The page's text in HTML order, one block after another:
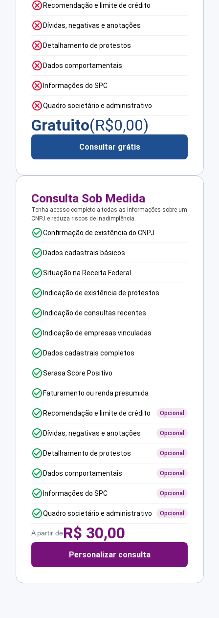
Recomendação e limite de crédito
Dívidas, negativas e anotações
Detalhamento de protestos
Dados comportamentais
Informações do SPC
Quadro societário e administrativo
Gratuito(R$0,00)
Consultar grátis
Consulta Sob Medida
Tenha acesso completo a todas as informações sobre um
CNPJ e reduza riscos de inadimplência.
Confirmação de existência do CNPJ
Dados cadastrais básicos
Situação na Receita Federal
Indicação de existência de protestos
Indicação de consultas recentes
Indicação de empresas vinculadas
Dados cadastrais completos
Serasa Score Positivo
Faturamento ou renda presumida
Recomendação e limite de crédito Opcional
Dívidas, negativas e anotações Opcional
Detalhamento de protestos Opcional
Dados comportamentais Opcional
Informações do SPC Opcional
Quadro societário e administrativo Opcional
A partir deR$ 30,00
Personalizar consulta